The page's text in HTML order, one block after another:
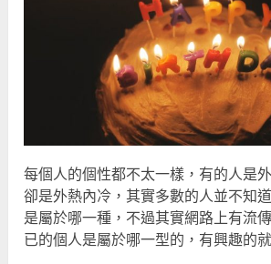
每個人的個性都不太一樣，有的人是
卻是外熱內冷，其實多數的人並不知
是屬於哪一種，不過其實網路上有流
已的個人是屬於哪一型的，有興趣的